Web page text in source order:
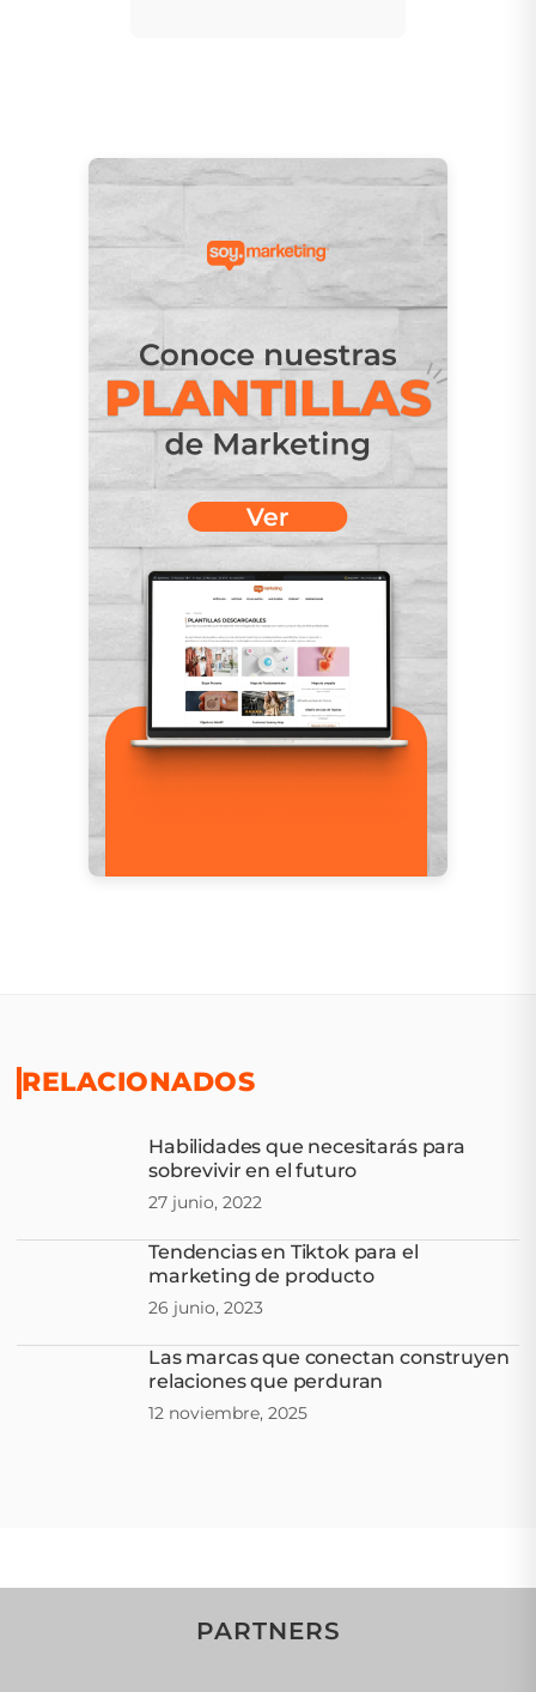
RELACIONADOS
Habilidades que necesitarás para
sobrevivir en el futuro
27 junio, 2022
Tendencias en Tiktok para el
marketing de producto
26 junio, 2023
Las marcas que conectan construyen
relaciones que perduran
12 noviembre, 2025
PARTNERS